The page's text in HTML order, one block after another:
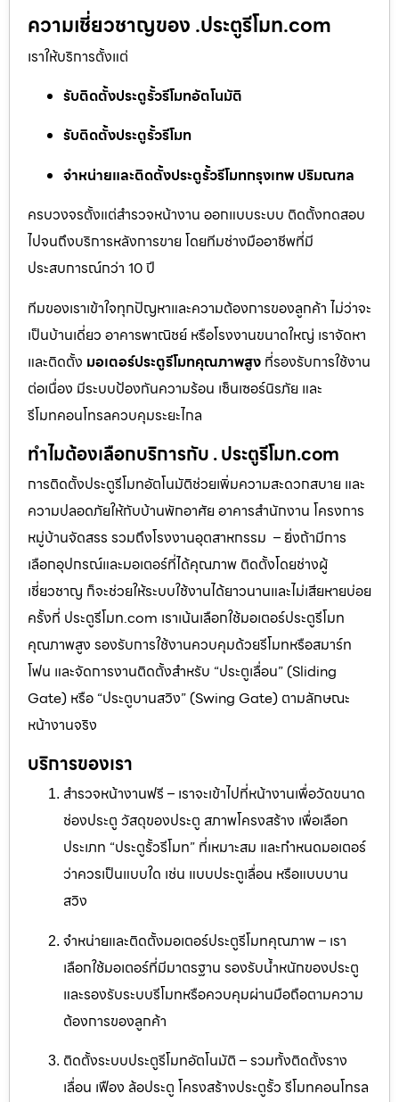
ความเชี่ยวชาญของ .ประตูรีโมท.com
เราให้บริการตั้งแต่
รับติดตั้งประตูรั้วรีโมทอัตโนมัติ
รับติดตั้งประตูรั้วรีโมท
จำหน่ายและติดตั้งประตูรั้วรีโมทกรุงเทพ ปริมณฑล
ครบวงจรตั้งแต่สำรวจหน้างาน ออกแบบระบบ ติดตั้งทดสอบ
ไปจนถึงบริการหลังการขาย โดยทีมช่างมืออาชีพที่มี
ประสบการณ์กว่า 10 ปี
ทีมของเราเข้าใจทุกปัญหาและความต้องการของลูกค้า ไม่ว่าจะ
เป็นบ้านเดี่ยว อาคารพาณิชย์ หรือโรงงานขนาดใหญ่ เราจัดหา
และติดตั้ง มอเตอร์ประตูรีโมทคุณภาพสูง ที่รองรับการใช้งาน
ต่อเนื่อง มีระบบป้องกันความร้อน เซ็นเซอร์นิรภัย และ
รีโมทคอนโทรลควบคุมระยะไกล
ทำไมต้องเลือกบริการกับ . ประตูรีโมท.com
การติดตั้งประตูรีโมทอัตโนมัติช่วยเพิ่มความสะดวกสบาย และ
ความปลอดภัยให้กับบ้านพักอาศัย อาคารสำนักงาน โครงการ
หมู่บ้านจัดสรร รวมถึงโรงงานอุตสาหกรรม – ยิ่งถ้ามีการ
เลือกอุปกรณ์และมอเตอร์ที่ได้คุณภาพ ติดตั้งโดยช่างผู้
เชี่ยวชาญ ก็จะช่วยให้ระบบใช้งานได้ยาวนานและไม่เสียหายบ่อย
ครั้งที่ ประตูรีโมท.com เราเน้นเลือกใช้มอเตอร์ประตูรีโมท
คุณภาพสูง รองรับการใช้งานควบคุมด้วยรีโมทหรือสมาร์ท
โฟน และจัดการงานติดตั้งสำหรับ “ประตูเลื่อน” (Sliding
Gate) หรือ “ประตูบานสวิง” (Swing Gate) ตามลักษณะ
หน้างานจริง
บริการของเรา
สำรวจหน้างานฟรี – เราจะเข้าไปที่หน้างานเพื่อวัดขนาด
ช่องประตู วัสดุของประตู สภาพโครงสร้าง เพื่อเลือก
ประเภท “ประตูรั้วรีโมท” ที่เหมาะสม และกำหนดมอเตอร์
ว่าควรเป็นแบบใด เช่น แบบประตูเลื่อน หรือแบบบาน
สวิง
จำหน่ายและติดตั้งมอเตอร์ประตูรีโมทคุณภาพ – เรา
เลือกใช้มอเตอร์ที่มีมาตรฐาน รองรับน้ำหนักของประตู
และรองรับระบบรีโมทหรือควบคุมผ่านมือถือตามความ
ต้องการของลูกค้า
ติดตั้งระบบประตูรีโมทอัตโนมัติ – รวมทั้งติดตั้งราง
เลื่อน เฟือง ล้อประตู โครงสร้างประตูรั้ว รีโมทคอนโทรล